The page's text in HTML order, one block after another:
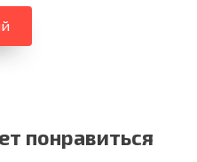
понравиться